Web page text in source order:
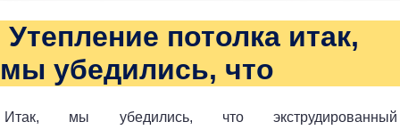
Утепление потолка итак,
мы убедились, что
Итак, мы убедились, что экструдированный